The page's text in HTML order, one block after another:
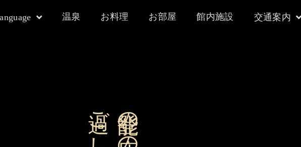
温泉 お料理 お部屋 館内施設 交通案内
能登の庄の
過ごし方